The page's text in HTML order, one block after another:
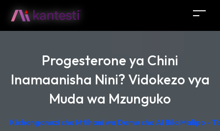
Progesterone ya Chini
Inamaanisha Nini? Vidokezo vya
Muda wa Mzunguko
Kichanganuzi cha Mtihani wa Damu cha AI Bila Malipo -